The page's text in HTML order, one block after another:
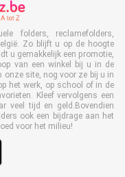
folders, reclamefolders,
Zo blijft u op de hoogte
u gemakkelijk een promotie,
van een winkel bij u in de
onze site, nog voor ze bij u in
het werk, op school of in de
Kleef vervolgens een
veel tijd en geld.Bovendien
ook een bijdrage aan het
voor het milieu!